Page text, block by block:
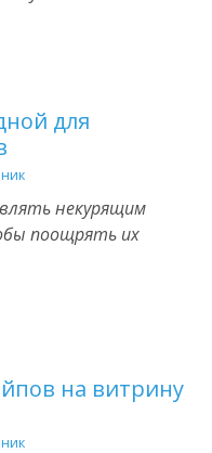
для
некурящим
поощрять их
на витрину